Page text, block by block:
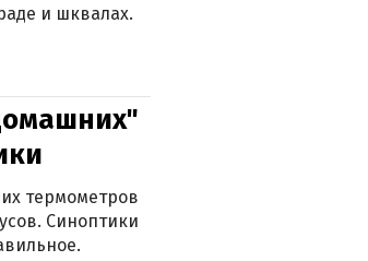
и шквалах.
термометров
Синоптики